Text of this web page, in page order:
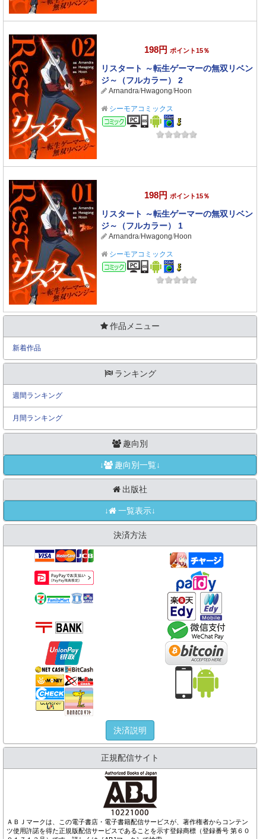
198円 ポイント15％
リスタート ～転生ゲーマーの無双リベン
ジ～（フルカラー） 2
Arnandra/Hwagong/Hoon
シーモアコミックス
コミック
198円 ポイント15％
リスタート ～転生ゲーマーの無双リベン
ジ～（フルカラー） 1
Arnandra/Hwagong/Hoon
シーモアコミックス
コミック
作品メニュー
新着作品
ランキング
週間ランキング
月間ランキング
趣向別
↓ 趣向別一覧↓
出版社
↓ 一覧表示↓
決済方法
決済説明
正規配信サイト
ＡＢＪマークは、この電子書店・電子書籍配信サービスが、著作権者からコンテン
ツ使用許諾を得た正規版配信サービスであることを示す登録商標（登録番号 第６０